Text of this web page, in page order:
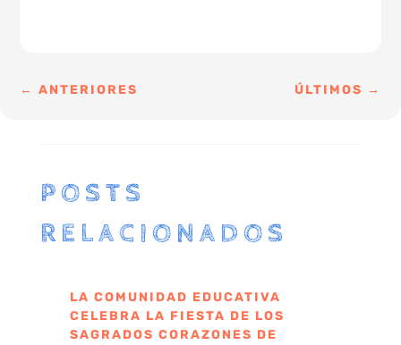
←ANTERIORES ÚLTIMOS →
POSTS
RELACIONADOS
LA COMUNIDAD EDUCATIVA
CELEBRA LA FIESTA DE LOS
SAGRADOS CORAZONES DE